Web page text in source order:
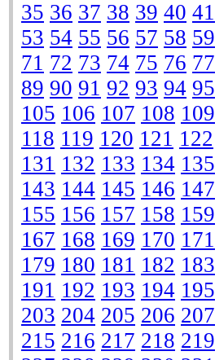
35 36 37 38 39 40 41
53 54 55 56 57 58 59
71 72 73 74 75 76 77
89 90 91 92 93 94 95
105 106 107 108 109
118 119 120 121 122
131 132 133 134 135
143 144 145 146 147
155 156 157 158 159
167 168 169 170 171
179 180 181 182 183
191 192 193 194 195
203 204 205 206 207
215 216 217 218 219